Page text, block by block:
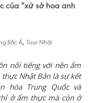
của “xứ sở hoa anh
Bắc Á, Tour Nhật
nổi tiếng với nền ẩm
Nhật Bản là sự kết
hóa Trung Quốc và
ở ẩm thực mà còn ở